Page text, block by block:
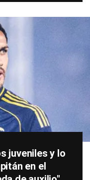
juveniles y lo
en el